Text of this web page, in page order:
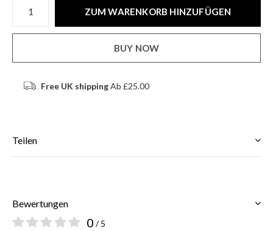
ZUM WARENKORB HINZUFÜGEN
BUY NOW
Free UK shippingAb £25.00
Teilen
Bewertungen
0 / 5